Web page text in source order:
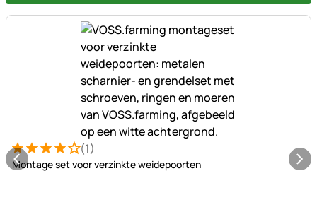
Beoordeling: 4 van 5 (1 beoordelingen)
1 Bewertung(1)
Montage set voor verzinkte weidepoorten